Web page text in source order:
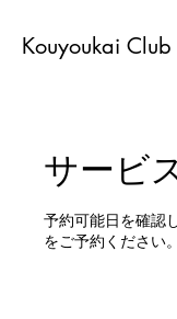
Kouyoukai Club
サービ
予約可能日を確認
をご予約ください。